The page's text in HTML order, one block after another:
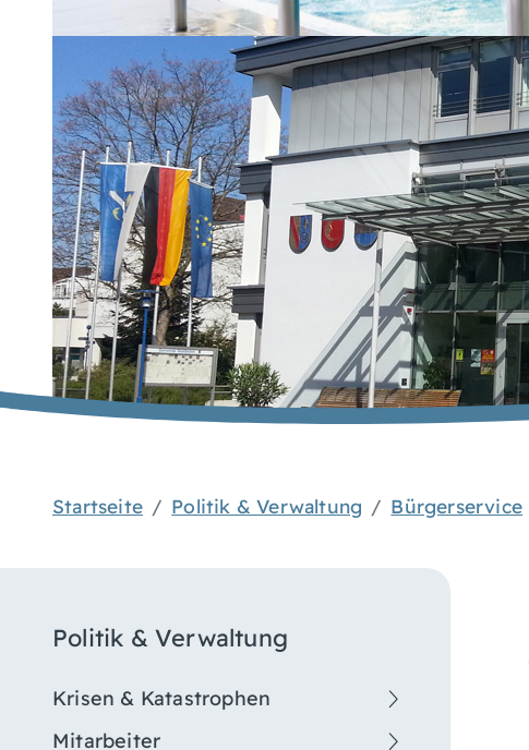
Startseite Politik & Verwaltung Bürgerservice
Politik & Verwaltung
Krisen & Katastrophen
Mitarbeiter